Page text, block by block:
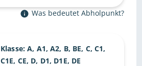
Was bedeutet Abholpunkt?
Klasse: A, A1, A2, B, BE, C, C1,
C1E, CE, D, D1, D1E, DE